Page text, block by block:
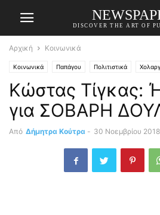
DISCOVER THE ART OF
Αρχική Κοινωνικά
Κοινωνικά Παπάγου Πολιτιστικά
Kώστας Τίγκας:
για ΣΟΒΑΡΗ
Από Δήμητρα Κούτρα - 30 Νοεμβρίου 2018